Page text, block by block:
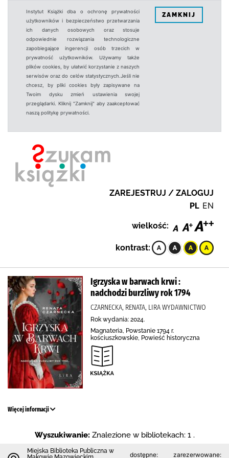
Instytut Książki dba o ochronę prywatności
użytkowników i bezpieczeństwo przetwarzania
ich danych osobowych oraz stosuje
odpowiednie rozwiązania technologiczne
zapobiegające ingerencji osób trzecich w
prywatność użytkowników. Używamy także
plików cookies, by ułatwić korzystanie z naszych
serwisów oraz do celów statystycznych.Jeśli nie
chcesz, by pliki cookies były zapisywane na
Twoim dysku zmień ustawienia swojej
przeglądarki. Kliknij "Zamknij" aby zaakceptować
naszą politykę prywatności.
ZAMKNIJ
ZAREJESTRUJ / ZALOGUJ
PL EN
wielkość:
kontrast:
Igrzyska w barwach krwi :
nadchodzi burzliwy rok 1794
CZARNECKA, RENATA, LIRA WYDAWNICTWO
Rok wydania: 2024.
Magnateria, Powstanie 1794 r.
kościuszkowskie, Powieść historyczna
Więcej informacji
Wyszukiwanie: Znalezione w bibliotekach: 1 .
Miejska Biblioteka Publiczna w
dostępne: zarezerwowane: